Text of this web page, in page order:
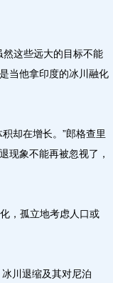
这些远大的目标不能
当他拿印度的冰川融化
却在增长。”郎格查里
现象不能再被忽视了，
，孤立地考虑人口或
川退缩及其对尼泊